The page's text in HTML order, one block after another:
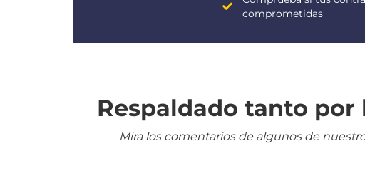
comprometidas
Respaldado tanto
Mira los comentarios de algunos de